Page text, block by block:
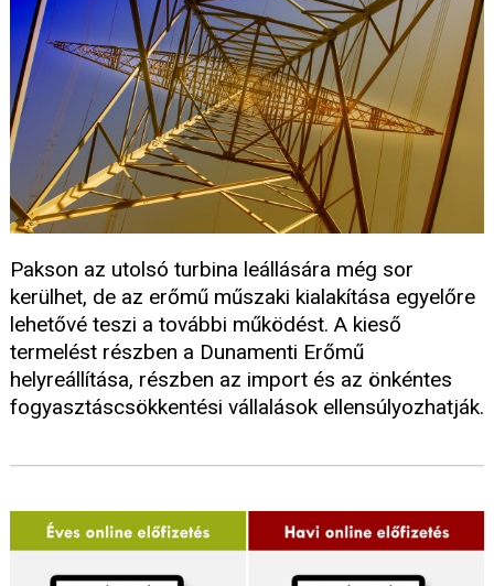
Pakson az utolsó turbina leállására még sor
kerülhet, de az erőmű műszaki kialakítása egyelőre
lehetővé teszi a további működést. A kieső
termelést részben a Dunamenti Erőmű
helyreállítása, részben az import és az önkéntes
fogyasztáscsökkentési vállalások ellensúlyozhatják.